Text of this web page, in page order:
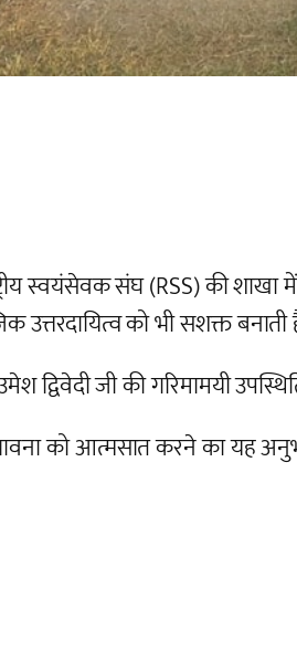
स्वयंसेवक संघ (RSS) की
उत्तरदायित्व को भी सशक्त बनाती
द्विवेदी जी की गरिमामयी
को आत्मसात करने का यह